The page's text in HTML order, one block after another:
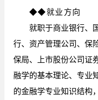
◆◆就业方向
就职于商业银行、
行、资产管理公司、保
保局、上市股份公司证
融学的基本理论、专业
的金融学专业知识结构